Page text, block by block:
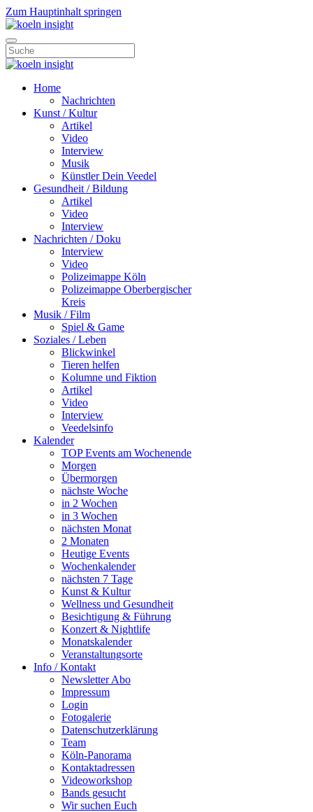
Zum Hauptinhalt springen
Home
Nachrichten
Kunst / Kultur
Artikel
Video
Interview
Musik
Künstler Dein Veedel
Gesundheit / Bildung
Artikel
Video
Interview
Nachrichten / Doku
Interview
Video
Polizeimappe Köln
Polizeimappe Oberbergischer
Kreis
Musik / Film
Spiel & Game
Soziales / Leben
Blickwinkel
Tieren helfen
Kolumne und Fiktion
Artikel
Video
Interview
Veedelsinfo
Kalender
TOP Events am Wochenende
Morgen
Übermorgen
nächste Woche
in 2 Wochen
in 3 Wochen
nächsten Monat
2 Monaten
Heutige Events
Wochenkalender
nächsten 7 Tage
Kunst & Kultur
Wellness und Gesundheit
Besichtigung & Führung
Konzert & Nightlife
Monatskalender
Veranstaltungsorte
Info / Kontakt
Newsletter Abo
Impressum
Login
Fotogalerie
Datenschutzerklärung
Team
Köln-Panorama
Kontaktadressen
Videoworkshop
Bands gesucht
Wir suchen Euch